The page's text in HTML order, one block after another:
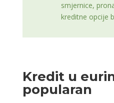
smjernice,
kreditne opcije
Kredit u
popularan